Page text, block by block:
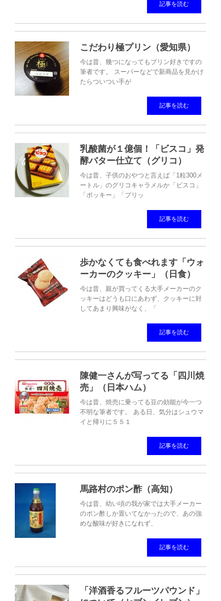
記事を読む
こだわり極プリン（愛知県）
今は昔、幾つになってもプリン好きですの
筆者です。 スーパーなどで新商品を見かけ
たらついつい手が
記事を読む
乳酸菌が１億個！「ビスコ」発
酵バター仕立て（グリコ）
今は昔、子供のおやつと言えば「1粒300メ
ートル」のグリコキャラメルか「ビスコ」
「ポッキー」「プリッ
記事を読む
歩かなくても食べれます「ウォ
ーカーのクッキー」（日食）
今は昔、親が買ってくる大手メーカーのク
ッキーはどうも口にあわず、クッキーに対
してあまり興味がなく、「
記事を読む
陳健一さんが写ってる「四川焼
売」（日本ハム）
今は昔、焼売に乗ってる豆の効能が今一つ
不明な筆者です。 ある日、気分はシュウマ
イと帰りに５５１
記事を読む
馬路村のポン酢（高知）
今は昔、幼い頃の我が家では大手メーカー
のポン酢しか置いてなかったので、あの強
めな酸味が好きになれず、
記事を読む
「洋酒香るフルーツパウンド」